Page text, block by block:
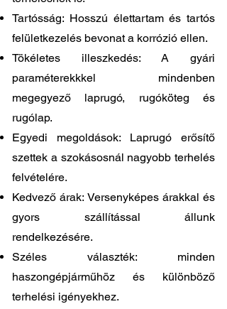
Tartósság: Hosszú élettartam és tartós
felületkezelés bevonat a korrózió ellen.
Tökéletes illeszkedés: A gyári
paraméterekkkel mindenben
megegyező laprugó, rugóköteg és
rugólap.
Egyedi megoldások: Laprugó erősítő
szettek a szokásosnál nagyobb terhelés
felvételére.
Kedvező árak: Versenyképes árakkal és
gyors szállítással állunk
rendelkezésére.
Széles választék: minden
haszongépjárműhöz és különböző
terhelési igényekhez.